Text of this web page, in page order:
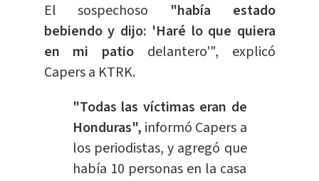
El sospechoso "había estado
bebiendo y dijo: 'Haré lo que quiera
en mi patio delantero'", explicó
Capers a KTRK.
"Todas las víctimas eran de
Honduras", informó Capers a
los periodistas, y agregó que
había 10 personas en la casa